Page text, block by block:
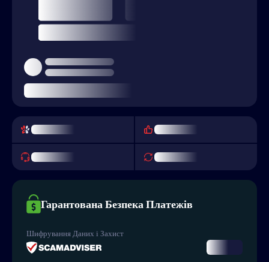
Гарантована Безпека Платежів
Шифрування Даних і Захист